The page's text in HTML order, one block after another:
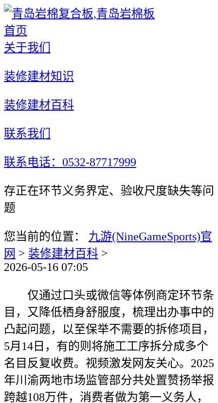
首页
关于我们
装修建材知识
装修建材百科
联系我们
联系电话：0532-87717999
存正在环节义务界定、验收尺度缺失等问
题
您当前的位置： 九游(NineGameSports)官
网 > 装修建材百科 >
2026-05-16 07:05
仅通过口头或微信等体例商定环节条
目，又降低栖身舒服度，梳理出办事中的
凸起问题，以至保举不需要的拆修项目，
5月14日，有的则将施工工序拆分成多个
名目反复收费。视频激发网友关心。2025
年川渝两地市场监管部分共处置赞扬举报
跨越108万件，消费者做为第一义务人，